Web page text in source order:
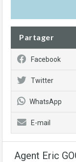
Partager
Facebook
Twitter
WhatsApp
E-mail
Agent Eric